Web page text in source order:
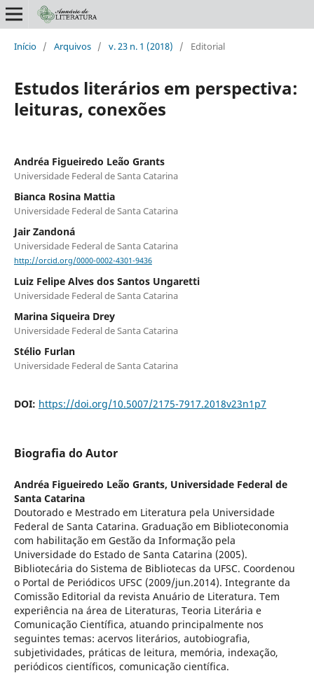
Início / Arquivos / v. 23 n. 1 (2018) / Editorial
Estudos literários em perspectiva:
leituras, conexões
Andréa Figueiredo Leão Grants
Universidade Federal de Santa Catarina
Bianca Rosina Mattia
Universidade Federal de Santa Catarina
Jair Zandoná
Universidade Federal de Santa Catarina
http://orcid.org/0000-0002-4301-9436
Luiz Felipe Alves dos Santos Ungaretti
Universidade Federal de Santa Catarina
Marina Siqueira Drey
Universidade Federal de Santa Catarina
Stélio Furlan
Universidade Federal de Santa Catarina
DOI: https://doi.org/10.5007/2175-7917.2018v23n1p7
Biografia do Autor
Andréa Figueiredo Leão Grants, Universidade Federal de
Santa Catarina
Doutorado e Mestrado em Literatura pela Universidade
Federal de Santa Catarina. Graduação em Biblioteconomia
com habilitação em Gestão da Informação pela
Universidade do Estado de Santa Catarina (2005).
Bibliotecária do Sistema de Bibliotecas da UFSC. Coordenou
o Portal de Periódicos UFSC (2009/jun.2014). Integrante da
Comissão Editorial da revista Anuário de Literatura. Tem
experiência na área de Literaturas, Teoria Literária e
Comunicação Científica, atuando principalmente nos
seguintes temas: acervos literários, autobiografia,
subjetividades, práticas de leitura, memória, indexação,
periódicos científicos, comunicação científica.